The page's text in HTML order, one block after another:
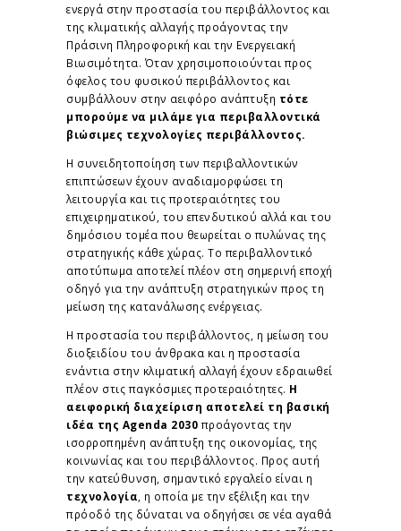
ενεργά στην προστασία του περιβάλλοντος και
της κλιματικής αλλαγής προάγοντας την
Πράσινη Πληροφορική και την Ενεργειακή
Βιωσιμότητα. Όταν χρησιμοποιούνται προς
όφελος του φυσικού περιβάλλοντος και
συμβάλλουν στην αειφόρο ανάπτυξη τότε
μπορούμε να μιλάμε για περιβαλλοντικά
βιώσιμες τεχνολογίες περιβάλλοντος.
Η συνειδητοποίηση των περιβαλλοντικών
επιπτώσεων έχουν αναδιαμορφώσει τη
λειτουργία και τις προτεραιότητες του
επιχειρηματικού, του επενδυτικού αλλά και του
δημόσιου τομέα που θεωρείται ο πυλώνας της
στρατηγικής κάθε χώρας. Το περιβαλλοντικό
αποτύπωμα αποτελεί πλέον στη σημερινή εποχή
οδηγό για την ανάπτυξη στρατηγικών προς τη
μείωση της κατανάλωσης ενέργειας.
Η προστασία του περιβάλλοντος, η μείωση του
διοξειδίου του άνθρακα και η προστασία
ενάντια στην κλιματική αλλαγή έχουν εδραιωθεί
πλέον στις παγκόσμιες προτεραιότητες. Η
αειφορική διαχείριση αποτελεί τη βασική
ιδέα της Agenda 2030προάγοντας την
ισορροπημένη ανάπτυξη της οικονομίας, της
κοινωνίας και του περιβάλλοντος. Προς αυτή
την κατεύθυνση, σημαντικό εργαλείο είναι η
τεχνολογία , η οποία με την εξέλιξη και την
πρόοδό της δύναται να οδηγήσει σε νέα αγαθά